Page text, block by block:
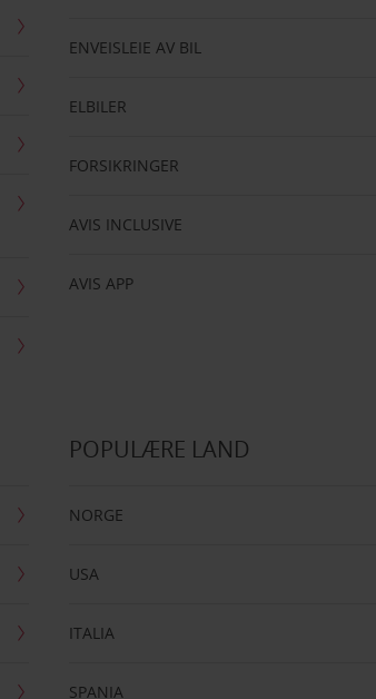
ENVEISLEIE AV BIL
ELBILER
FORSIKRINGER
AVIS INCLUSIVE
AVIS APP
POPULÆRE LAND
NORGE
USA
ITALIA
SPANIA